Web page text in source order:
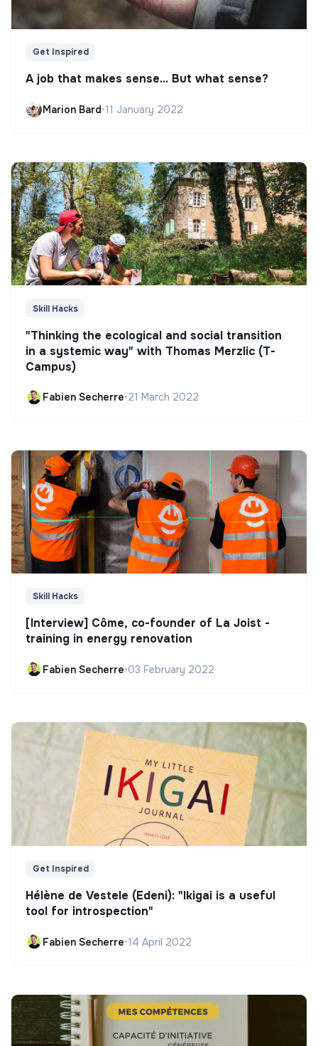
Get Inspired
A job that makes sense... But what sense?
Marion Bard•11 January 2022
Skill Hacks
"Thinking the ecological and social transition
in a systemic way" with Thomas Merzlic (T-
Campus)
Fabien Secherre•21 March 2022
Skill Hacks
[Interview] Côme, co-founder of La Joist -
training in energy renovation
Fabien Secherre•03 February 2022
Get Inspired
Hélène de Vestele (Edeni): "Ikigai is a useful
tool for introspection"
Fabien Secherre•14 April 2022